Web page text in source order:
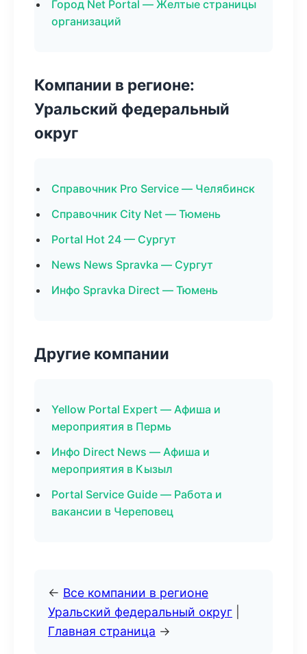
Город Net Portal — Желтые страницы
организаций
Компании в регионе:
Уральский федеральный
округ
Справочник Pro Service — Челябинск
Справочник City Net — Тюмень
Portal Hot 24 — Сургут
News News Spravka — Сургут
Инфо Spravka Direct — Тюмень
Другие компании
Yellow Portal Expert — Афиша и
мероприятия в Пермь
Инфо Direct News — Афиша и
мероприятия в Кызыл
Portal Service Guide — Работа и
вакансии в Череповец
← Все компании в регионе
Уральский федеральный округ
Главная страница →